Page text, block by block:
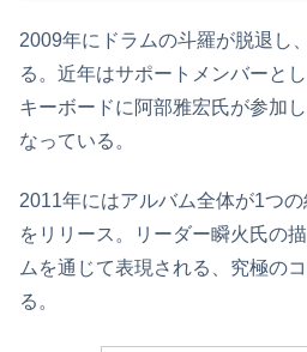
2009年にドラムの斗羅が脱退し
る。近年はサポートメンバーと
キーボードに阿部雅宏氏が参加
なっている。
2011年にはアルバム全体が1つ
をリリース。リーダー瞬火氏の
ムを通じて表現される、究極の
る。